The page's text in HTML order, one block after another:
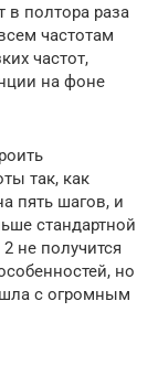
в полтора раза
частотам
частот,
на фоне
так, как
пять шагов, и
стандартной
не получится
но
с огромным